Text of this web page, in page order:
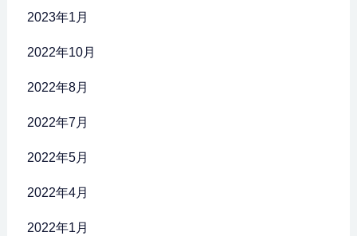
2023年1月
2022年10月
2022年8月
2022年7月
2022年5月
2022年4月
2022年1月